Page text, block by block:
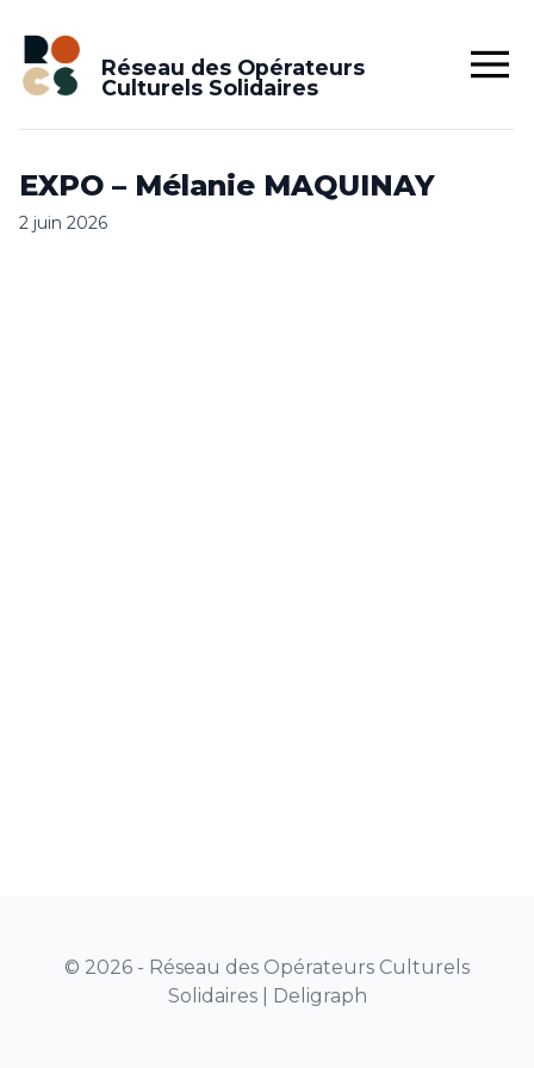
Réseau des Opérateurs
Culturels Solidaires
EXPO – Mélanie MAQUINAY
2 juin 2026
© 2026 - Réseau des Opérateurs Culturels
Solidaires | Deligraph